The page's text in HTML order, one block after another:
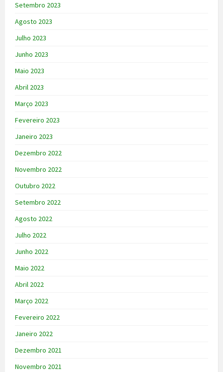
Setembro 2023
Agosto 2023
Julho 2023
Junho 2023
Maio 2023
Abril 2023
Março 2023
Fevereiro 2023
Janeiro 2023
Dezembro 2022
Novembro 2022
Outubro 2022
Setembro 2022
Agosto 2022
Julho 2022
Junho 2022
Maio 2022
Abril 2022
Março 2022
Fevereiro 2022
Janeiro 2022
Dezembro 2021
Novembro 2021